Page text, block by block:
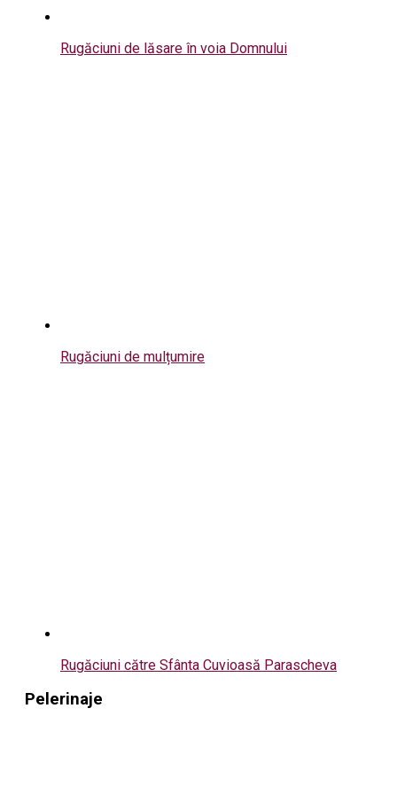
Rugăciuni de lăsare în voia Domnului
Rugăciuni de mulțumire
Rugăciuni către Sfânta Cuvioasă Parascheva
Pelerinaje